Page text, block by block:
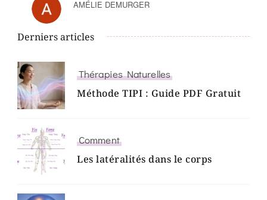
AMÉLIE DEMURGER
Derniers articles
Thérapies Naturelles
Méthode TIPI : Guide PDF Gratuit
Comment
Les latéralités dans le corps